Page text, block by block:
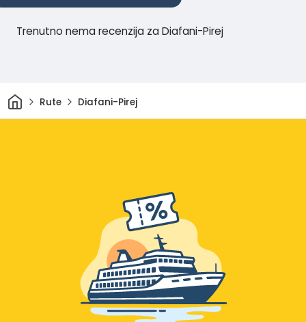
Trenutno nema recenzija za Diafani-Pirej
DomRute Diafani-Pirej